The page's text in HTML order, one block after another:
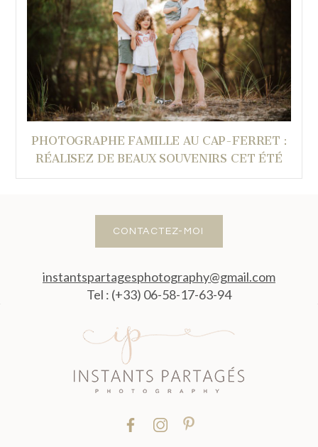
PHOTOGRAPHE FAMILLE AU CAP-FERRET :
RÉALISEZ DE BEAUX SOUVENIRS CET ÉTÉ
CONTACTEZ-MOI
instantspartagesphotography@gmail.com
Tel : (+33) 06-58-17-63-94